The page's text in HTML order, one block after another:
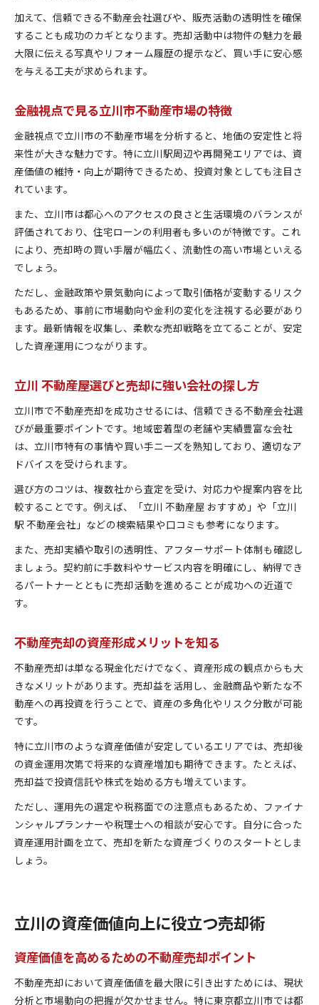
不動産売却で活用したい金融トレンド解説
立川の地域特性を反映した資産活用方法
売却市場動向を読むための金融分析視点
加えて、信頼できる不動産会社選びや、販売活動の透明性を確保
することも成功のカギとなります。売却活動中は物件の魅力を最
大限に伝える写真やリフォーム履歴の提示など、買い手に安心感
を与える工夫が求められます。
金融視点で見る立川市不動産市場の特徴
金融視点で立川市の不動産市場を分析すると、地価の安定性と将
来性が大きな魅力です。特に立川駅周辺や再開発エリアでは、資
産価値の維持・向上が期待できるため、投資対象としても注目さ
れています。
また、立川市は都心へのアクセスの良さと生活環境のバランスが
評価されており、住宅ローンの利用者も多いのが特徴です。これ
により、売却時の買い手層が幅広く、流動性の高い市場といえる
でしょう。
ただし、金融政策や景気動向によって取引価格が変動するリスク
もあるため、事前に市場動向や金利の変化を注視する必要があり
ます。最新情報を収集し、柔軟な売却戦略を立てることが、安定
した資産運用につながります。
立川 不動産屋選びと売却に強い会社の探し方
立川市で不動産売却を成功させるには、信頼できる不動産会社選
びが最重要ポイントです。地域密着型の老舗や実績豊富な会社
は、立川市特有の事情や買い手ニーズを熟知しており、適切なア
ドバイスを受けられます。
選び方のコツは、複数社から査定を受け、対応力や提案内容を比
較することです。例えば、「立川 不動産屋 おすすめ」や「立川
駅 不動産会社」などの検索結果や口コミも参考になります。
また、売却実績や取引の透明性、アフターサポート体制も確認し
ましょう。契約前に手数料やサービス内容を明確にし、納得でき
るパートナーとともに売却活動を進めることが成功への近道で
す。
不動産売却の資産形成メリットを知る
不動産売却は単なる現金化だけでなく、資産形成の観点からも大
きなメリットがあります。売却益を活用し、金融商品や新たな不
動産への再投資を行うことで、資産の多角化やリスク分散が可能
です。
特に立川市のような資産価値が安定しているエリアでは、売却後
の資金運用次第で将来的な資産増加も期待できます。たとえば、
売却益で投資信託や株式を始める方も増えています。
ただし、運用先の選定や税務面での注意点もあるため、ファイナ
ンシャルプランナーや税理士への相談が安心です。自分に合った
資産運用計画を立て、売却を新たな資産づくりのスタートとしま
しょう。
立川の資産価値向上に役立つ売却術
資産価値を高めるための不動産売却ポイント
不動産売却において資産価値を最大限に引き出すためには、現状
分析と市場動向の把握が欠かせません。特に東京都立川市では都